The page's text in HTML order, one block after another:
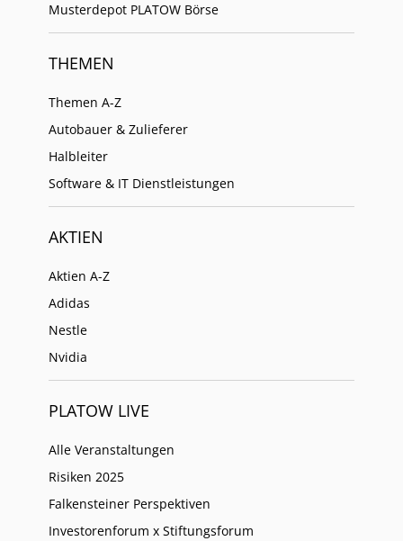
Musterdepot PLATOW Börse
THEMEN
Themen A-Z
Autobauer & Zulieferer
Halbleiter
Software & IT Dienstleistungen
AKTIEN
Aktien A-Z
Adidas
Nestle
Nvidia
PLATOW LIVE
Alle Veranstaltungen
Risiken 2025
Falkensteiner Perspektiven
Investorenforum x Stiftungsforum